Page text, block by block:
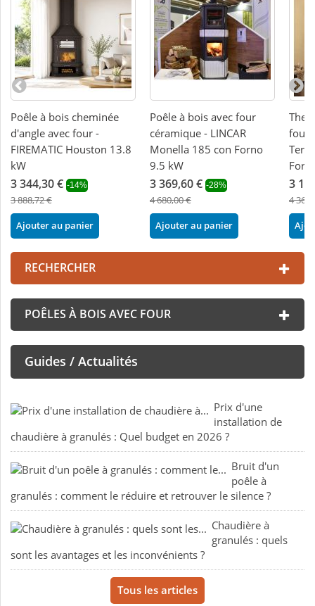
Poêle à bois cheminée
d'angle avec four -
FIREMATIC Houston 13.8
kW
3 344,30 € -14%
3 888,72 €
Ajouter au panier
Poêle à bois avec four
céramique - LINCAR
Monella 185 con Forno
9.5 kW
3 369,60 € -28%
4 680,00 €
Ajouter au panier
four
3
4
RECHERCHER
POÊLES À BOIS AVEC FOUR
Guides / Actualités
Prix d'une
installation de
chaudière à granulés : Quel budget en 2026 ?
Bruit d'un
poêle à
granulés : comment le réduire et retrouver le silence ?
Chaudière à
granulés : quels
sont les avantages et les inconvénients ?
Tous les articles